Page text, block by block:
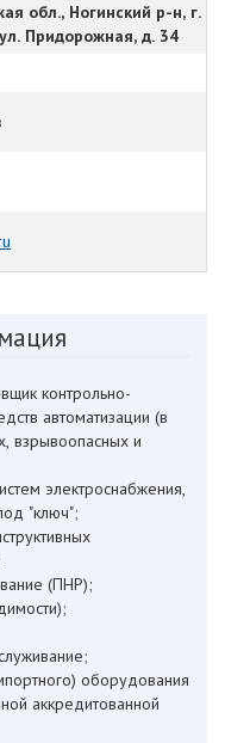
обл., Ногинский р-н, г.
Придорожная, д. 34
контрольно-
автоматизации (в
взрывоопасных и
электроснабжения,
"ключ";
(ПНР);
оборудования
аккредитованной